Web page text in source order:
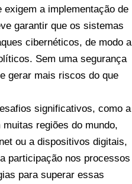
a implementação de
garantir que os sistemas
cibernéticos, de modo a
Sem uma segurança
gerar mais riscos do que
significativos, como a
regiões do mundo,
ou a dispositivos digitais,
participação nos processos
para superar essas